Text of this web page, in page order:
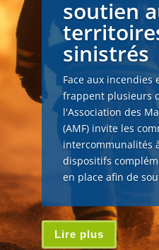
soutien
sinistrés
Face aux incendies
frappent plusieurs
l'Association des
(AMF) invite les
intercommunalités
dispositifs
en place afin de
Lire plus